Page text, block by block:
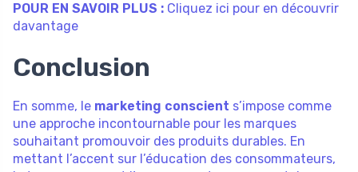
POUR EN SAVOIR PLUS : Cliquez ici pour en découvrir
davantage
Conclusion
En somme, le marketing conscient s’impose comme
une approche incontournable pour les marques
souhaitant promouvoir des produits durables. En
mettant l’accent sur l’éducation des consommateurs,